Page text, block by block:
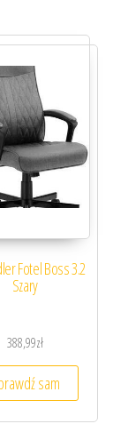
Fotel Boss 3.2
Szary
388,99zł
sam